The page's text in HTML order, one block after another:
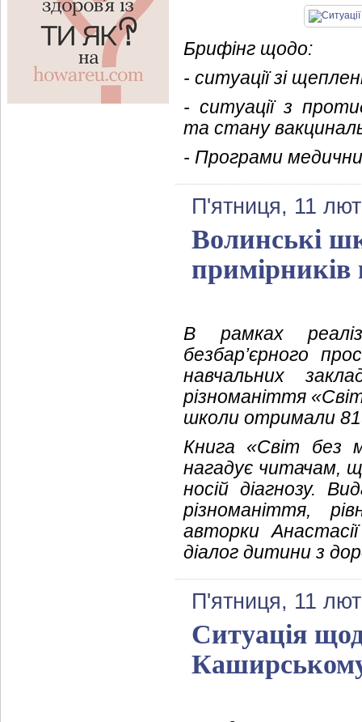
Брифінг щодо:
- ситуації зі
- ситуації з
та стану
- Програми
П'ятниця, 11
Волинські
примірників
В рамках
безбар’єрного
навчальних
різноманіття
школи отримали
Книга «Світ без
нагадує читачам,
носій діагнозу.
різноманіття,
авторки
діалог дитини з
П'ятниця, 11
Ситуація